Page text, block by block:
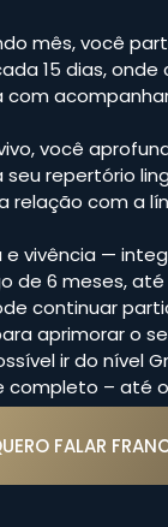
mês, você
15 dias,
com
você
seu repertório
relação com a
e vivência —
de 6 meses,
continuar
aprimorar o
ir do nível
completo – até o
FALAR